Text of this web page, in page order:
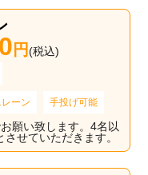
円(税込)
ーン 手投げ可能
願い致します。4名以
させていただきます。